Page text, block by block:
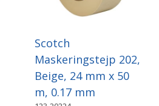
Scotch
Maskeringstejp 202,
Beige, 24 mm x 50
m, 0.17 mm